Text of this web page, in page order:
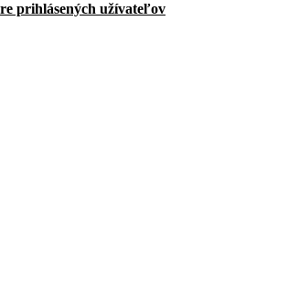
prihlásených užívateľov